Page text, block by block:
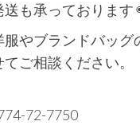
も承っております
服やブランドバッグ
ご相談ください。
72-7750